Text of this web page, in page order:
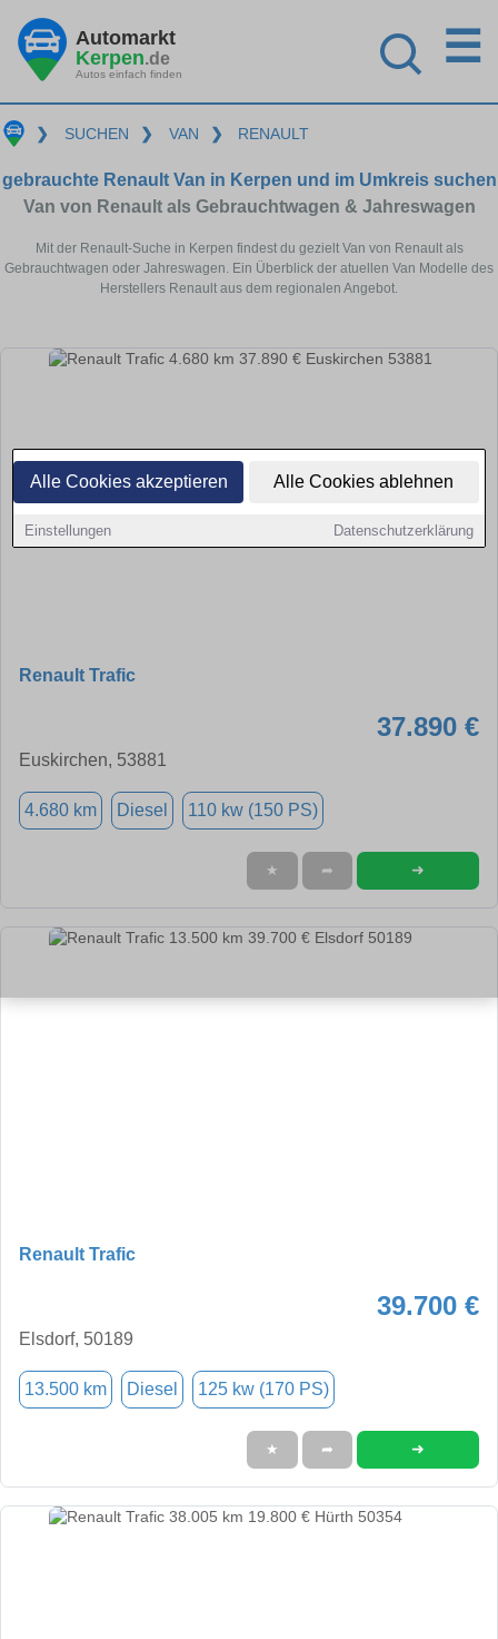
Alle Cookies akzeptieren Alle Cookies ablehnen
Einstellungen Datenschutzerklärung
Automarkt
Kerpen.de
Autos einfach finden
☰
❯ SUCHEN ❯ VAN ❯ RENAULT
gebrauchte Renault Van in Kerpen und im Umkreis suchen
Van von Renault als Gebrauchtwagen & Jahreswagen
Mit der Renault-Suche in Kerpen findest du gezielt Van von Renault als
Gebrauchtwagen oder Jahreswagen. Ein Überblick der atuellen Van Modelle des
Herstellers Renault aus dem regionalen Angebot.
Renault Trafic
37.890 €
Euskirchen, 53881
4.680 km Diesel 110 kw (150 PS)
★ ➦ ➜
Renault Trafic
39.700 €
Elsdorf, 50189
13.500 km Diesel 125 kw (170 PS)
★ ➦ ➜